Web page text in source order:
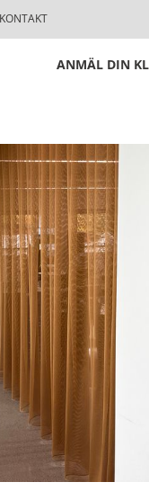
KONTAKT
ANMÄL DIN